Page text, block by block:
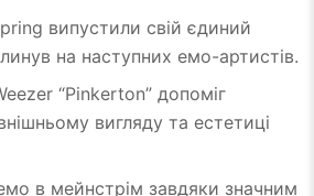
випустили свій єдиний
на наступних емо-артистів.
“Pinkerton” допоміг
вигляду та естетиці
в мейнстрім завдяки значним